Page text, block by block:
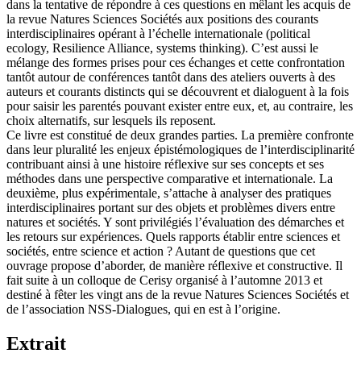
dans la tentative de répondre à ces questions en mêlant les acquis de
la revue Natures Sciences Sociétés aux positions des courants
interdisciplinaires opérant à l’échelle internationale (political
ecology, Resilience Alliance, systems thinking). C’est aussi le
mélange des formes prises pour ces échanges et cette confrontation
tantôt autour de conférences tantôt dans des ateliers ouverts à des
auteurs et courants distincts qui se découvrent et dialoguent à la fois
pour saisir les parentés pouvant exister entre eux, et, au contraire, les
choix alternatifs, sur lesquels ils reposent.
Ce livre est constitué de deux grandes parties. La première confronte
dans leur pluralité les enjeux épistémologiques de l’interdisciplinarité
contribuant ainsi à une histoire réflexive sur ses concepts et ses
méthodes dans une perspective comparative et internationale. La
deuxième, plus expérimentale, s’attache à analyser des pratiques
interdisciplinaires portant sur des objets et problèmes divers entre
natures et sociétés. Y sont privilégiés l’évaluation des démarches et
les retours sur expériences. Quels rapports établir entre sciences et
sociétés, entre science et action ? Autant de questions que cet
ouvrage propose d’aborder, de manière réflexive et constructive. Il
fait suite à un colloque de Cerisy organisé à l’automne 2013 et
destiné à fêter les vingt ans de la revue Natures Sciences Sociétés et
de l’association NSS-Dialogues, qui en est à l’origine.
Extrait